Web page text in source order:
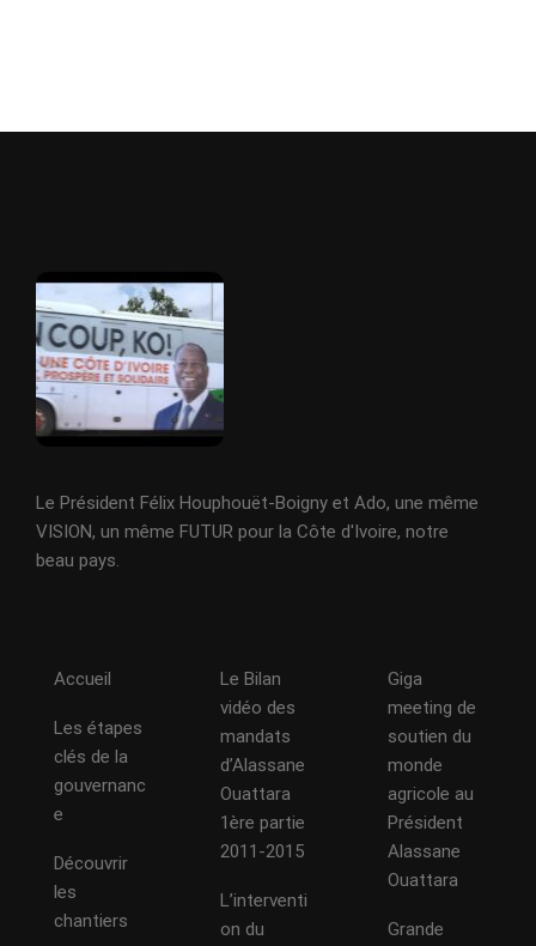
Le Président Félix Houphouët-Boigny et Ado, une même
VISION, un même FUTUR pour la Côte d'Ivoire, notre
beau pays.
Accueil
Les étapes
clés de la
gouvernanc
e
Découvrir
les
chantiers
Le Bilan
vidéo des
mandats
d’Alassane
Ouattara
1ère partie
2011-2015
L’interventi
on du
Giga
meeting de
soutien du
monde
agricole au
Président
Alassane
Ouattara
Grande